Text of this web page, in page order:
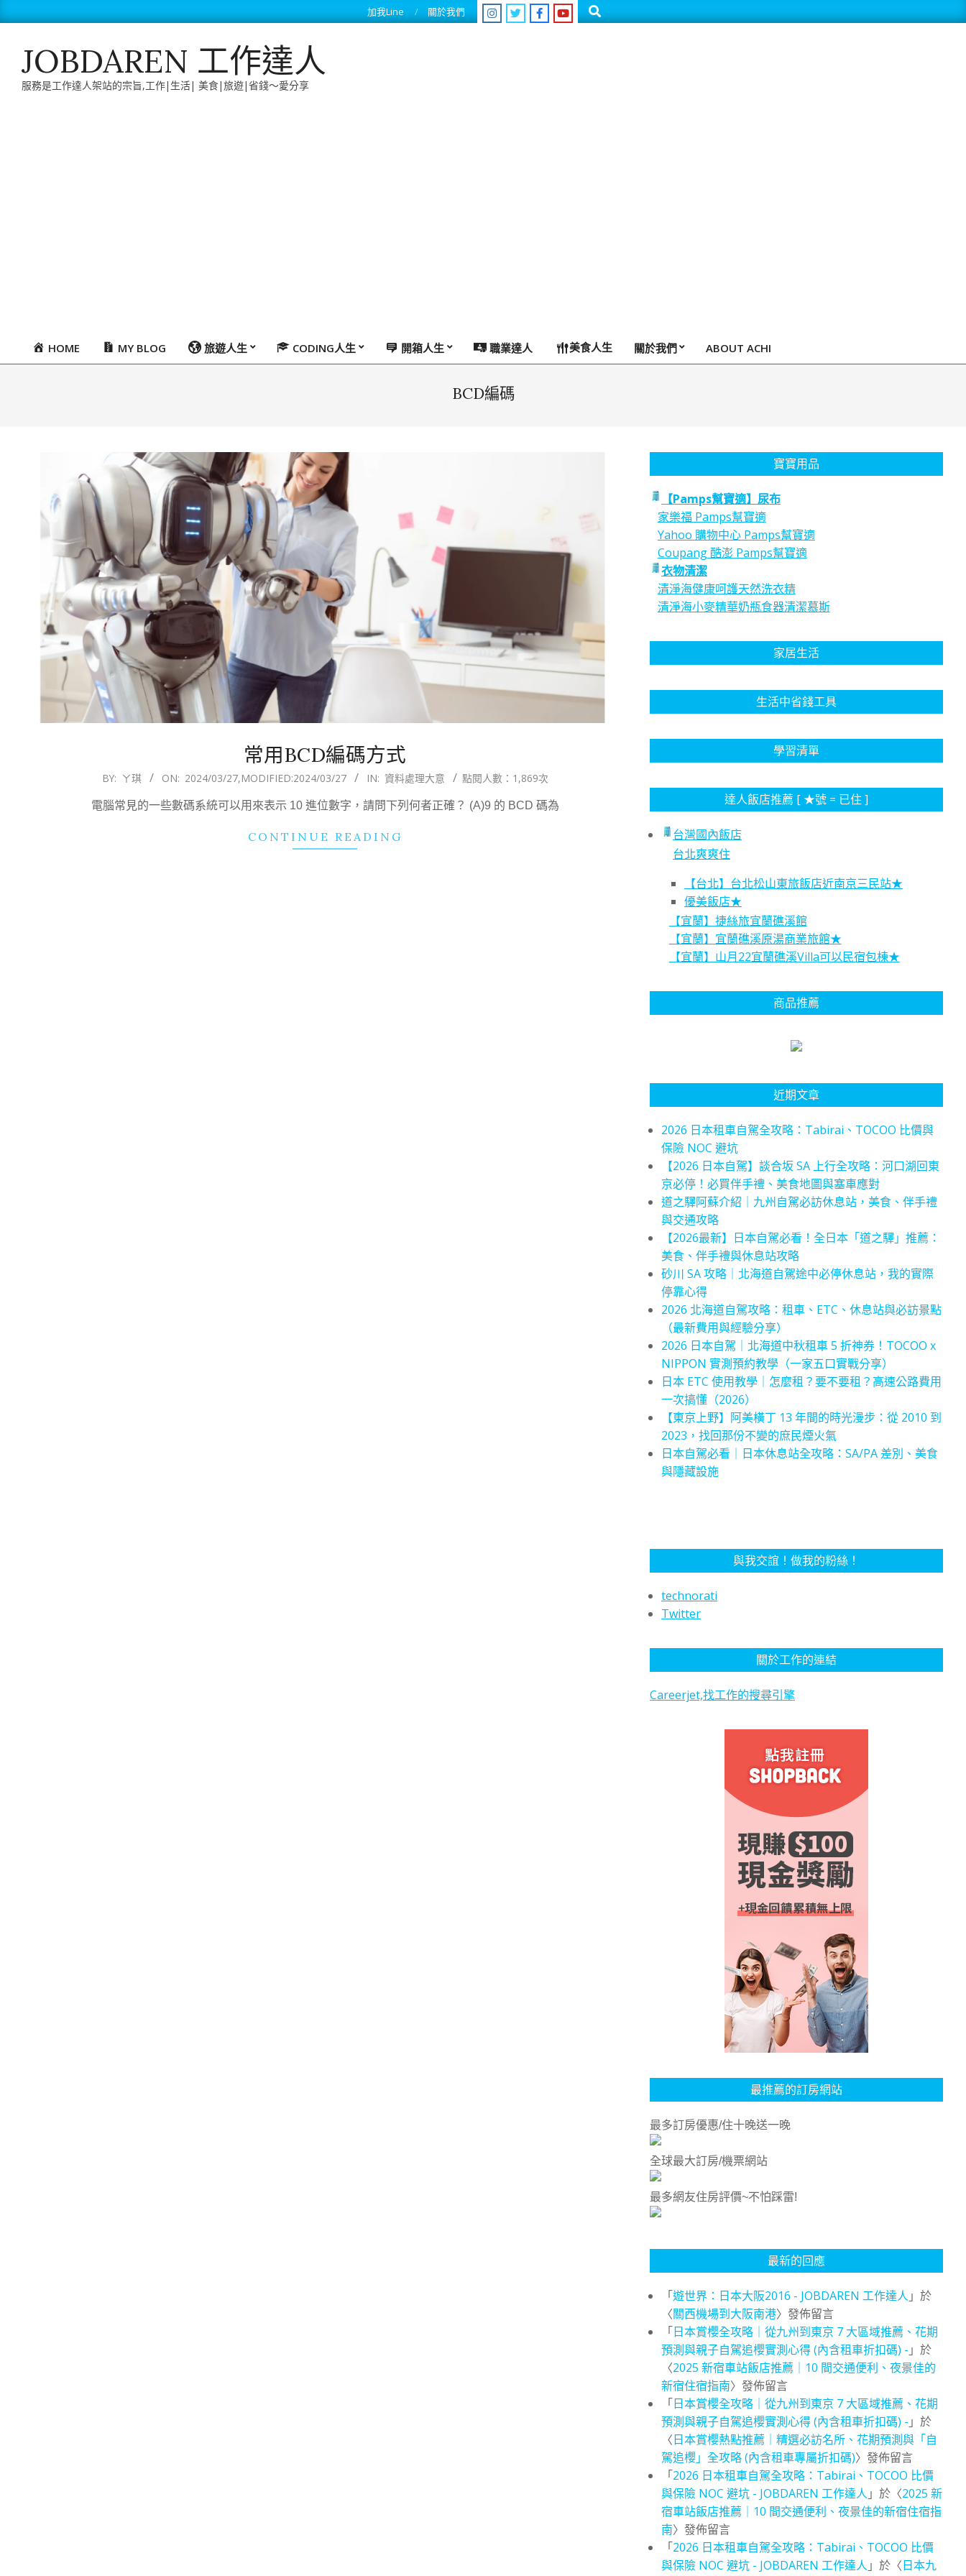
to
加我Line 關於我們 Search
JOBDAREN 工作達人
服務是工作達人架站的宗旨,工作|生活| 美食|旅遊|省錢～愛分享
PrimaryHOME MY BLOG 旅遊人生 CODING人生 開箱人生 職業達人 美食人生 關於我們 ABOUT ACHI
BCD編碼
常用BCD編碼方式
BY: ㄚ琪 ON: 2024/03/27,MODIFIED:2024/03/27 IN: 資料處理大意 點閱人數：1,869次
電腦常見的一些數碼系統可以用來表示 10 進位數字，請問下列何者正確？ (A)9 的 BCD 碼為
CONTINUE READING
寶寶用品
【Pamps幫寶適】尿布
家樂福 Pamps幫寶適
Yahoo 購物中心 Pamps幫寶適
Coupang 酷澎 Pamps幫寶適
衣物清潔
清淨海健康呵護天然洗衣精
清淨海小麥精華奶瓶食器清潔慕斯
家居生活
生活中省錢工具
學習清單
達人飯店推薦 [ ★號 = 已住 ]
台灣國內飯店
台北爽爽住
【台北】台北松山東旅飯店近南京三民站★
優美飯店★
【宜蘭】捷絲旅宜蘭礁溪館
【宜蘭】宜蘭礁溪原湯商業旅館★
【宜蘭】山月22宜蘭礁溪Villa可以民宿包棟★
商品推薦
近期文章
2026 日本租車自駕全攻略：Tabirai、TOCOO 比價與
保險 NOC 避坑
【2026 日本自駕】談合坂 SA 上行全攻略：河口湖回東
京必停！必買伴手禮、美食地圖與塞車應對
道之驛阿蘇介紹｜九州自駕必訪休息站，美食、伴手禮
與交通攻略
【2026最新】日本自駕必看！全日本「道之驛」推薦：
美食、伴手禮與休息站攻略
砂川 SA 攻略｜北海道自駕途中必停休息站，我的實際
停靠心得
2026 北海道自駕攻略：租車、ETC、休息站與必訪景點
（最新費用與經驗分享）
2026 日本自駕｜北海道中秋租車 5 折神券！TOCOO x
NIPPON 實測預約教學（一家五口實戰分享）
日本 ETC 使用教學｜怎麼租？要不要租？高速公路費用
一次搞懂（2026）
【東京上野】阿美橫丁 13 年間的時光漫步：從 2010 到
2023，找回那份不變的庶民煙火氣
日本自駕必看｜日本休息站全攻略：SA/PA 差別、美食
與隱藏設施
與我交誼！做我的粉絲！
technorati
Twitter
關於工作的連結
Careerjet,找工作的搜尋引擎
最推薦的訂房網站
最多訂房優惠/住十晚送一晚
全球最大訂房/機票網站
最多網友住房評價~不怕踩雷!
最新的回應
「遊世界：日本大阪2016 - JOBDAREN 工作達人 」於
〈關西機場到大阪南港〉發佈留言
「日本賞櫻全攻略｜從九州到東京 7 大區域推薦、花期
預測與親子自駕追櫻實測心得 (內含租車折扣碼) - 」於
〈2025 新宿車站飯店推薦｜10 間交通便利、夜景佳的
新宿住宿指南〉發佈留言
「日本賞櫻全攻略｜從九州到東京 7 大區域推薦、花期
預測與親子自駕追櫻實測心得 (內含租車折扣碼) - 」於
〈日本賞櫻熱點推薦｜精選必訪名所、花期預測與「自
駕追櫻」全攻略 (內含租車專屬折扣碼)〉發佈留言
「2026 日本租車自駕全攻略：Tabirai、TOCOO 比價
與保險 NOC 避坑 - JOBDAREN 工作達人 」於〈2025 新
宿車站飯店推薦｜10 間交通便利、夜景佳的新宿住宿指
南〉發佈留言
「2026 日本租車自駕全攻略：Tabirai、TOCOO 比價
與保險 NOC 避坑 - JOBDAREN 工作達人 」於〈日本九